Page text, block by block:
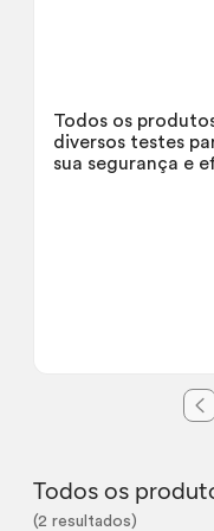
Todos os
diversos testes
sua segurança e
Todos os
(2 resultados)